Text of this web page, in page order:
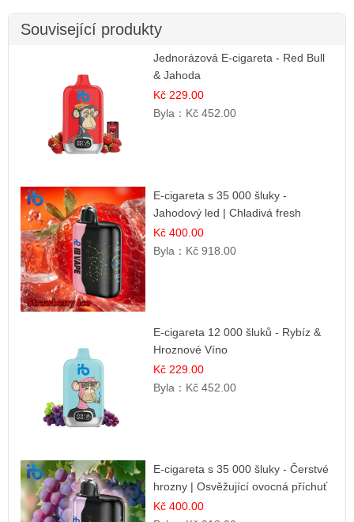
Související produkty
Jednorázová E-cigareta - Red Bull
& Jahoda
Kč 229.00
Byla： Kč 452.00
E-cigareta s 35 000 šluky -
Jahodový led | Chladivá fresh
příchuť
Kč 400.00
Byla： Kč 918.00
E-cigareta 12 000 šluků - Rybíz &
Hroznové Víno
Kč 229.00
Byla： Kč 452.00
E-cigareta s 35 000 šluky - Čerstvé
hrozny | Osvěžující ovocná příchuť
Kč 400.00